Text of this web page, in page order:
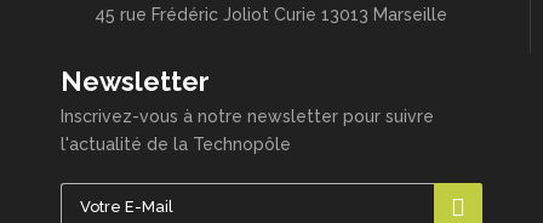
45 rue Frédéric Joliot Curie 13013 Marseille
Newsletter
Inscrivez-vous à notre newsletter pour suivre
l'actualité de la Technopôle